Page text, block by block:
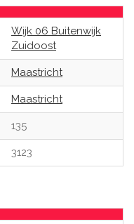
Wijk 06 Buitenwijk
Zuidoost
Maastricht
Maastricht
135
3123